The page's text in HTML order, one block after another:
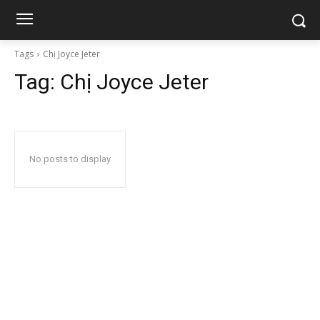
Tags Chị Joyce Jeter
Tag: Chị Joyce Jeter
No posts to display